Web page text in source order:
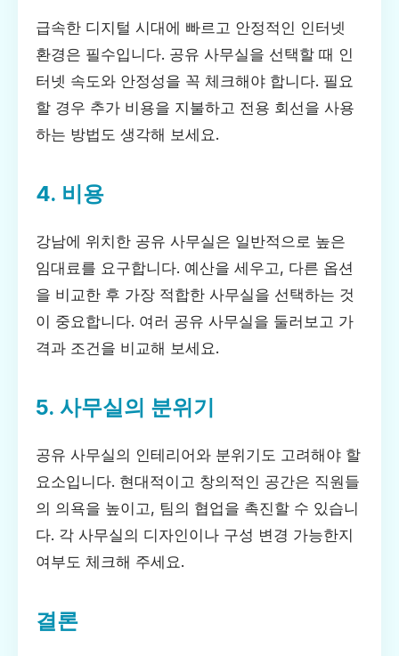
급속한 디지털 시대에 빠르고 안정적인 인터넷
환경은 필수입니다. 공유 사무실을 선택할 때 인
터넷 속도와 안정성을 꼭 체크해야 합니다. 필요
할 경우 추가 비용을 지불하고 전용 회선을 사용
하는 방법도 생각해 보세요.
4. 비용
강남에 위치한 공유 사무실은 일반적으로 높은
임대료를 요구합니다. 예산을 세우고, 다른 옵션
을 비교한 후 가장 적합한 사무실을 선택하는 것
이 중요합니다. 여러 공유 사무실을 둘러보고 가
격과 조건을 비교해 보세요.
5. 사무실의 분위기
공유 사무실의 인테리어와 분위기도 고려해야 할
요소입니다. 현대적이고 창의적인 공간은 직원들
의 의욕을 높이고, 팀의 협업을 촉진할 수 있습니
다. 각 사무실의 디자인이나 구성 변경 가능한지
여부도 체크해 주세요.
결론